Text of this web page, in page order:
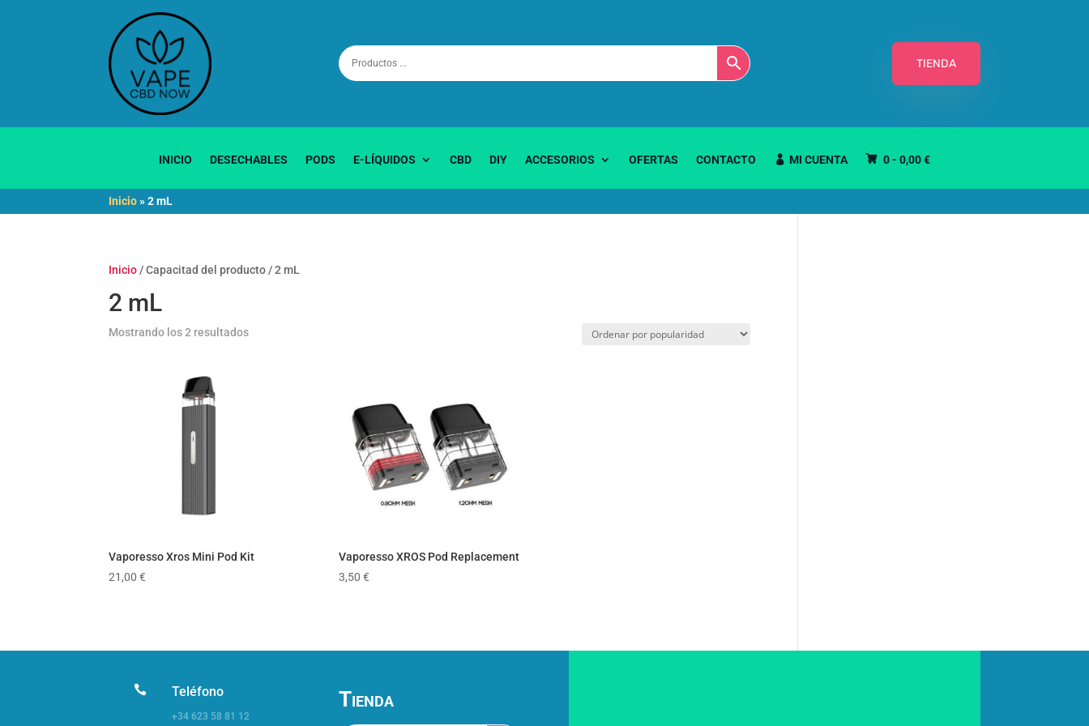
TIENDA
INICIO DESECHABLES PODS E-LÍQUIDOS CBD DIY ACCESORIOS OFERTAS CONTACTO MI CUENTA 0 - 0,00€
Inicio»2 mL
Inicio / Capacitad del producto / 2 mL
2 mL
Mostrando los 2 resultadosOrdenado
Vaporesso Xros Mini Pod Kit
21,00€
Vaporesso XROS Pod Replacement
3,50 €
 Teléfono
+34 623 58 81 12
Tienda